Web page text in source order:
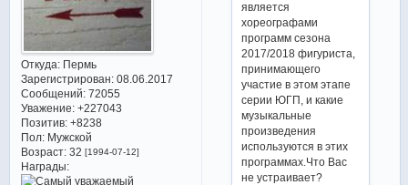
Откуда:Пермь
Зарегистрирован: 08.06.2017
Сообщений:72055
Уважение: +227043
Позитив: +8238
Пол:Мужской
Возраст:32 [1994-07-12]
Награды:
является
хореографами
программ сезона
2017/2018 фигуриста,
принимающего
участие в этом этапе
серии ЮГП, и какие
музыкальные
произведения
используются в этих
программах.Что Вас
не устраивает?